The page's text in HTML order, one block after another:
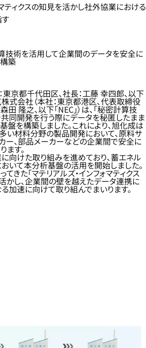
ティクスの知見を活かし社外協業における
技術を活用して企業間のデータを安全に
築
京都千代田区、社長：工藤 幸四郎、以下
株式会社（本社：東京都港区、代表取締役
隆之、以下「NEC」）は、「秘密計算技
共同開発を行う際にデータを秘匿したまま
盤を構築しました。これにより、旭化成は
い材料分野の製品開発において、原料サ
ー、部品メーカーなどの企業間で安全に
ます。
向けた取り組みを進めており、蓄エネル
いて本分析基盤の活用を開始しました。
きた「マテリアルズ・インフォマティクス
かし、企業間の壁を越えたデータ連携に
加速に向けて取り組んでまいります。